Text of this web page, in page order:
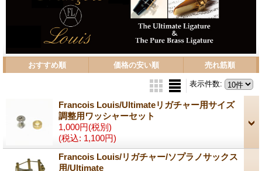
おすすめ順 価格の安い順 売れ筋順
表示件数:
Francois Louis/Ultimateリガチャー用サイズ
調整用ワッシャーセット
1,000円(税別)
(税込: 1,100円)
Francois Louis/リガチャー/ソプラノサックス
用/Ultimate